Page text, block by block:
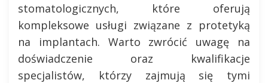
stomatologicznych, które oferują
kompleksowe usługi związane z protetyką
na implantach. Warto zwrócić uwagę na
doświadczenie oraz kwalifikacje
specjalistów, którzy zajmują się tymi